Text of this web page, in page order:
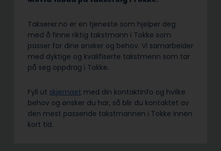
Takserer.no er en tjeneste som hjelper deg
med å finne riktig takstmann i Tokke som
passer for dine ønsker og behov. Vi samarbeider
med dyktige og kvalifiserte takstmenn som tar
på seg oppdrag i Tokke.
Fyll ut skjemaet med din kontaktinfo og hvilke
behov og ønsker du har, så blir du kontaktet av
den mest passende takstmannen i Tokke innen
kort tid.